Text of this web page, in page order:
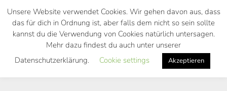
Skip
main
Unsere Website verwendet Cookies. Wir gehen davon aus, dass
das für dich in Ordnung ist, aber falls dem nicht so sein sollte
kannst du die Verwendung von Cookies natürlich untersagen.
Mehr dazu findest du auch unter unserer
Datenschutzerklärung.
Cookie settings Akzeptieren